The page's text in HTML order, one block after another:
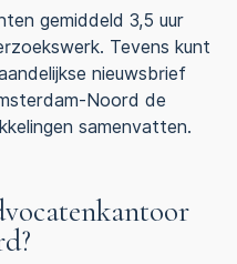
gemiddeld 3,5 uur
Tevens kunt
nieuwsbrief
Noord de
samenvatten.